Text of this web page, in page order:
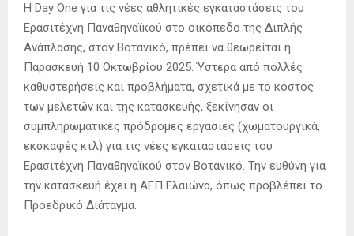
Η Day One για τις νέες αθλητικές εγκαταστάσεις του
Ερασιτέχνη Παναθηναϊκού στο οικόπεδο της Διπλής
Ανάπλασης, στον Βοτανικό, πρέπει να θεωρείται η
Παρασκευή 10 Οκτωβρίου 2025. Ύστερα από πολλές
καθυστερήσεις και προβλήματα, σχετικά με το κόστος
των μελετών και της κατασκευής, ξεκίνησαν οι
συμπληρωματικές πρόδρομες εργασίες (χωματουργικά,
εκσκαφές κτλ) για τις νέες εγκαταστάσεις του
Ερασιτέχνη Παναθηναϊκού στον Βοτανικό. Την ευθύνη για
την κατασκευή έχει η ΑΕΠ Ελαιώνα, όπως προβλέπει το
Προεδρικό Διάταγμα.